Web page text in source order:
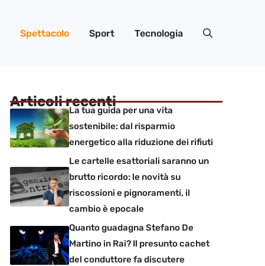
Spettacolo Sport Tecnologia
Articoli recenti
La tua guida per una vita
sostenibile: dal risparmio
energetico alla riduzione dei rifiuti
Le cartelle esattoriali saranno un
brutto ricordo: le novità su
riscossioni e pignoramenti, il
cambio è epocale
Quanto guadagna Stefano De
Martino in Rai? Il presunto cachet
del conduttore fa discutere